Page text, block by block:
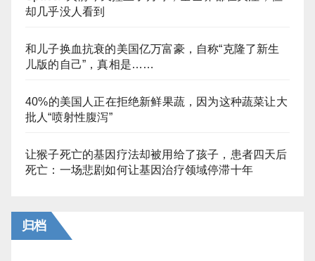
却几乎没人看到
和儿子换血抗衰的美国亿万富豪，自称“克隆了新生
儿版的自己”，真相是……
40%的美国人正在拒绝新鲜果蔬，因为这种蔬菜让大
批人“喷射性腹泻”
让猴子死亡的基因疗法却被用给了孩子，患者四天后
死亡：一场悲剧如何让基因治疗领域停滞十年
归档